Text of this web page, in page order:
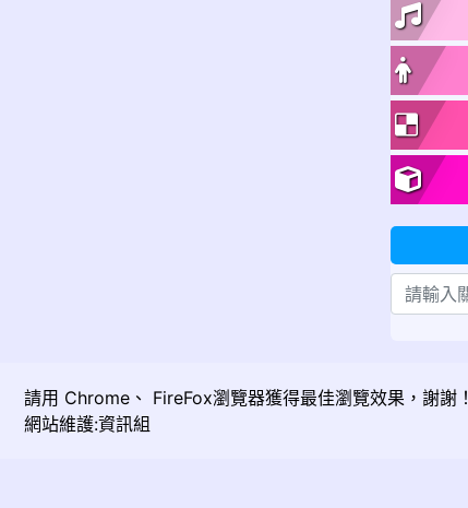
請用 Chrome 、 FireFox瀏覽器獲得最佳瀏覽效果，謝謝！
網站維護:資訊組